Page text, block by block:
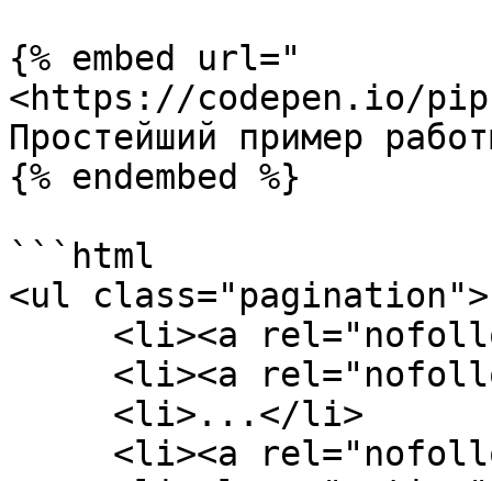
{% embed url="
<https://codepen.io/
Простейший пример
{% endembed %}
```html
<ul class="pagination">